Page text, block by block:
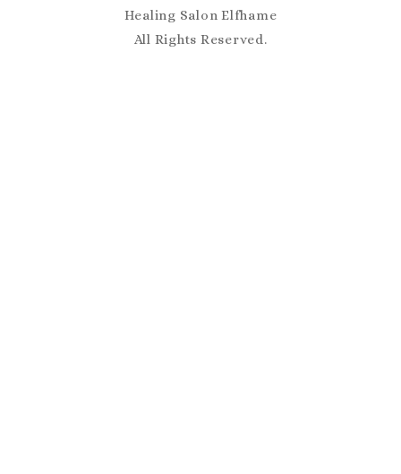
Healing Salon Elfhame
All Rights Reserved.